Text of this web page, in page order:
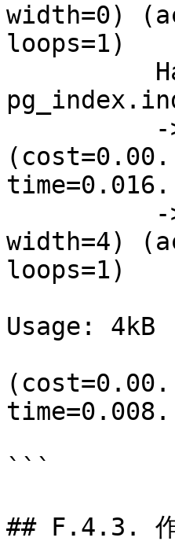
width=0)
loops=1)
width=4)
loops=1)
Usage: 4kB
```
## F.4.3.